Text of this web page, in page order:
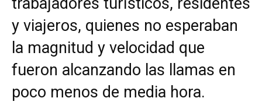
y viajeros, quienes no esperaban
la magnitud y velocidad que
fueron alcanzando las llamas en
poco menos de media hora.